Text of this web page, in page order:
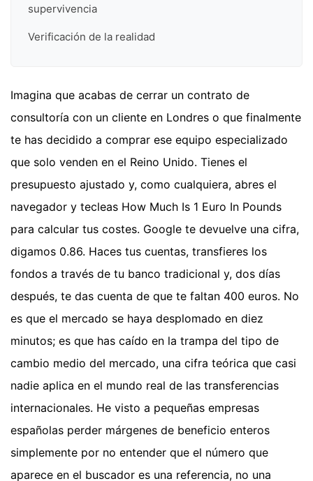
supervivencia
Verificación de la realidad
Imagina que acabas de cerrar un contrato de
consultoría con un cliente en Londres o que finalmente
te has decidido a comprar ese equipo especializado
que solo venden en el Reino Unido. Tienes el
presupuesto ajustado y, como cualquiera, abres el
navegador y tecleas How Much Is 1 Euro In Pounds
para calcular tus costes. Google te devuelve una cifra,
digamos 0.86. Haces tus cuentas, transfieres los
fondos a través de tu banco tradicional y, dos días
después, te das cuenta de que te faltan 400 euros. No
es que el mercado se haya desplomado en diez
minutos; es que has caído en la trampa del tipo de
cambio medio del mercado, una cifra teórica que casi
nadie aplica en el mundo real de las transferencias
internacionales. He visto a pequeñas empresas
españolas perder márgenes de beneficio enteros
simplemente por no entender que el número que
aparece en el buscador es una referencia, no una